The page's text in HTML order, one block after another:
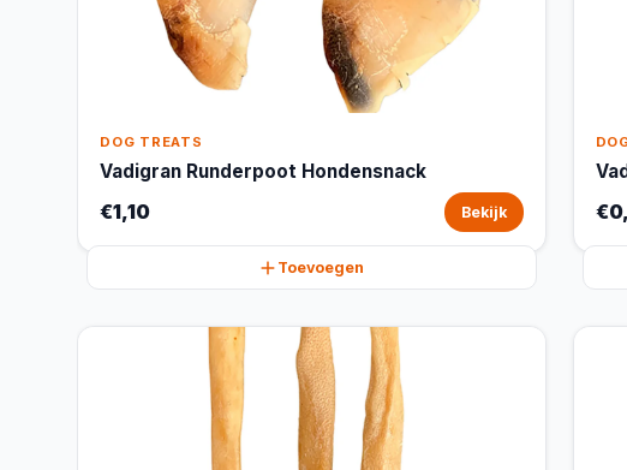
DOG TREATS
Vadigran Runderpoot Hondensnack
€1,10 Bekijk
Toevoegen